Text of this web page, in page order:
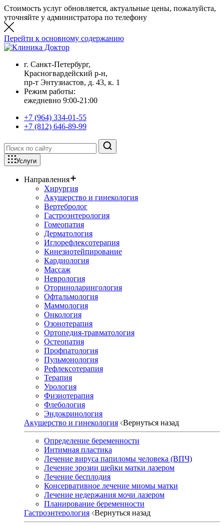
Стоимость услуг обновляется, актуальные цены, пожалуйста,
уточняйте у администратора по телефону
Перейти к основному содержанию
г. Санкт-Петербург,
Красногвардейский р-н,
пр-т Энтузиастов, д. 43, к. 1
Режим работы:
ежедневно 9:00-21:00
+7 (964) 334-01-55
+7 (812) 646-89-99
Услуги
Направления
Хирургия
Акушерство и гинекология
Вертебролог
Гастроэнтерология
Гомеопатия
Дерматология
Иглорефлексотерапия
Кинезиотейпирование
Кардиология
Массаж
Неврология
Оториноларингология
Офтальмология
Маммология
Онкология
Озонотерапия
Ортопедия-травматология
Остеопатия
Профпатология
Пульмонология
Рефлексотерапия
Терапия
Урология
Физиотерапия
Флебология
Эндокринология
Акушерство и гинекология Вернуться назад
Определение беременности
Интимная пластика
Лечение вируса папиломы человека (ВПЧ)
Лечение эрозии шейки матки лазером
Лечение бесплодия
Консервативное лечение миомы матки
Лечение недержания мочи лазером
Планирование беременности
Гастроэнтерология Вернуться назад